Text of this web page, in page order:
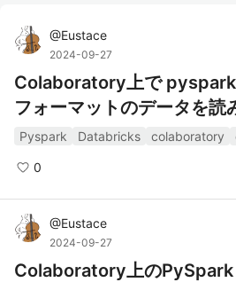
@Eustace
2024-09-27
Colaboratory上で
フォーマットのデータを読
Pyspark Databricks colaboratory
0
@Eustace
2024-09-27
Colaboratory上の